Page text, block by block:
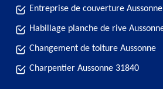
Entreprise de couverture Aussonne
Habillage planche de rive
Changement de toiture Aussonne
Charpentier Aussonne 31840